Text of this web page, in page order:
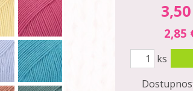
3,50
2,85
ks